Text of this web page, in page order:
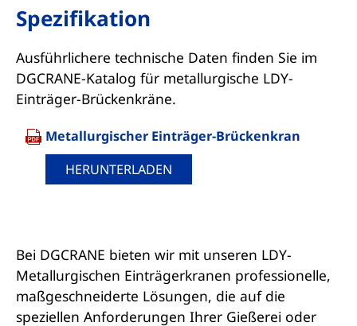
Spezifikation
Ausführlichere technische Daten finden Sie im
DGCRANE-Katalog für metallurgische LDY-
Einträger-Brückenkräne.
Metallurgischer Einträger-Brückenkran
HERUNTERLADEN
Bei DGCRANE bieten wir mit unseren LDY-
Metallurgischen Einträgerkranen professionelle,
maßgeschneiderte Lösungen, die auf die
speziellen Anforderungen Ihrer Gießerei oder